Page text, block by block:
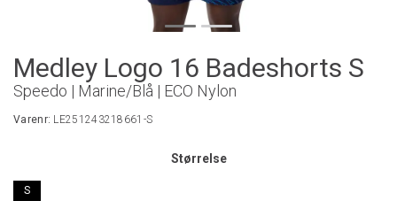
Medley Logo 16 Badeshorts S
Speedo | Marine/Blå | ECO Nylon
Varenr: LE251243218661-S
Størrelse
S